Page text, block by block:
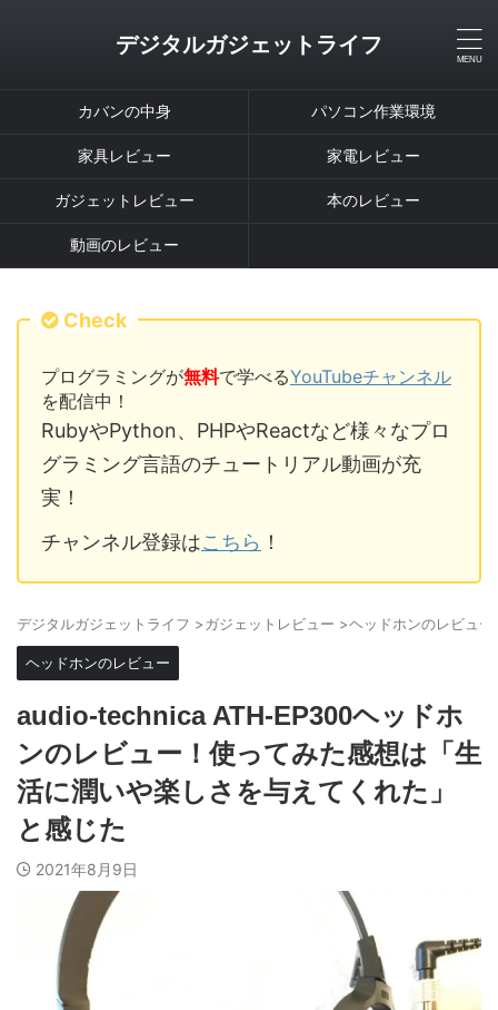
デジタルガジェットライフ
カバンの中身 パソコン作業環境
家具レビュー 家電レビュー
ガジェットレビュー 本のレビュー
動画のレビュー
Check
プログラミングが無料で学べるYouTubeチャンネル
を配信中！
RubyやPython、PHPやReactなど様々なプロ
グラミング言語のチュートリアル動画が充
実！
チャンネル登録はこちら ！
デジタルガジェットライフ >ガジェットレビュー >ヘッドホンのレビュー
ヘッドホンのレビュー
audio-technica ATH-EP300ヘッドホ
ンのレビュー！使ってみた感想は「生
活に潤いや楽しさを与えてくれた」
と感じた
2021年8月9日